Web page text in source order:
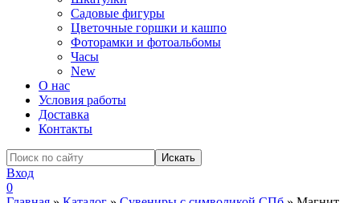
Садовые фигуры
Цветочные горшки и кашпо
Фоторамки и фотоальбомы
Часы
New
О нас
Условия работы
Доставка
Контакты
Вход
0